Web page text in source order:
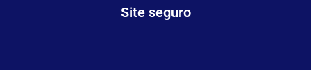
Site seguro